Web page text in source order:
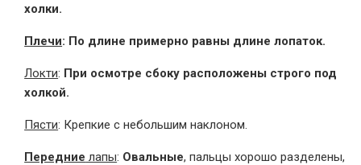
холки.
Плечи: По длине примерно равны длине лопаток.
Локти: При осмотре сбоку расположены строго под
холкой.
Пясти: Крепкие с небольшим наклоном.
Передние лапы: Овальные, пальцы хорошо разделены,